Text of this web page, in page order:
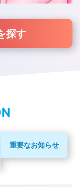
探す
重要なお知らせ